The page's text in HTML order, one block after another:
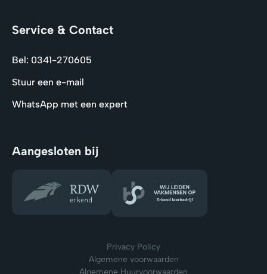
Service & Contact
Bel: 0341-270605
Stuur een e-mail
WhatsApp met een expert
Aangesloten bij
Privacy Policy
Algemene voorwaarden
Algemene Huurvoorwaarden